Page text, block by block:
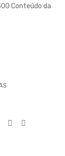
UE
AA
Conteúdo da